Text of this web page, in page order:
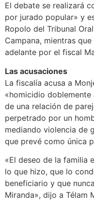
El debate se realizará
por jurado popular» y
Ropolo del Tribunal
Campana, mientras
adelante por el fiscal
Las acusaciones
La fiscalía acusa a
«homicidio
de una relación de
perpetrado por un
mediando violencia de
que prevé como única
«El deseo de la familia
lo que hizo, que lo
beneficiario y que
Miranda», dijo a Télam